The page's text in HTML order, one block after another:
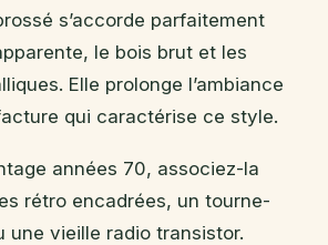
s’accorde parfaitement
le bois brut et les
Elle prolonge l’ambiance
qui caractérise ce style.
années 70, associez-la
rétro encadrées, un tourne-
une vieille radio transistor.